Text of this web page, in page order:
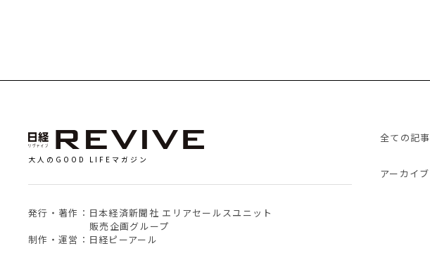
大人のGOOD LIFEマガジン
発行・著作：日本経済新聞社 エリアセールスユニット
販売企画グループ
制作・運営：日経ピーアール
全ての記事
アーカイブ